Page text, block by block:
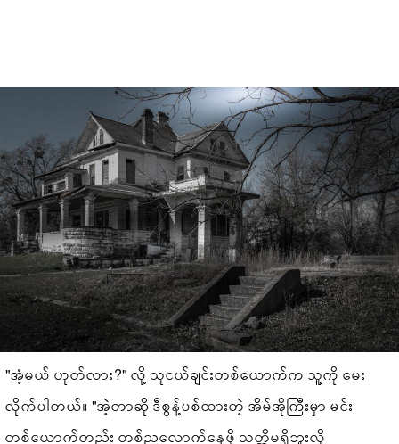
"အ‌ံ့မယ် ဟုတ်လား?" လို့ သူငယ်ချင်းတစ်ယောက်က သူ့ကို မေး
လိုက်ပါတယ်။ "အဲ့တာဆို ဒီစွန့်ပစ်ထားတဲ့ အိမ်အိုကြီးမှာ မင်း
တစ်ယောက်တည်း တစ်ညလောက်နေဖို့ သတ္တိမရှိဘူးလို့